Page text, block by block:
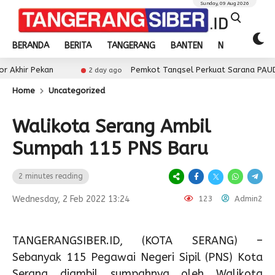
BERANDA BERITA TANGERANG BANTEN NASIONAL
Sunday, 09 Aug 2026
2 day ago Pemkot Tangsel Perkuat Sarana PAUD, Dorong
Home Uncategorized
Walikota Serang Ambil
Sumpah 115 PNS Baru
2 minutes reading
Wednesday, 2 Feb 2022 13:24 123 Admin2
TANGERANGSIBER.ID, (KOTA SERANG) –
Sebanyak 115 Pegawai Negeri Sipil (PNS) Kota